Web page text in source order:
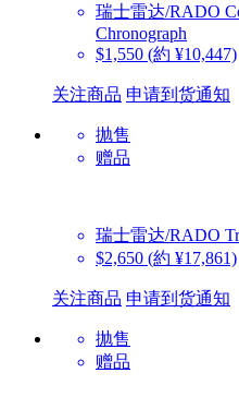
瑞士雷达/RADO
Chronograph
$1,550 (約 ¥10,447)
关注商品 申请到货通知
抛售
赠品
瑞士雷达/RADO
$2,650 (約 ¥17,861)
关注商品 申请到货通知
抛售
赠品